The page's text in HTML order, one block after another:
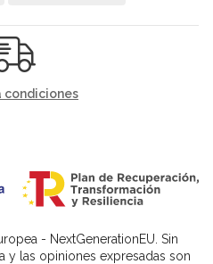
condiciones
- NextGenerationEU. Sin
y las opiniones expresadas son